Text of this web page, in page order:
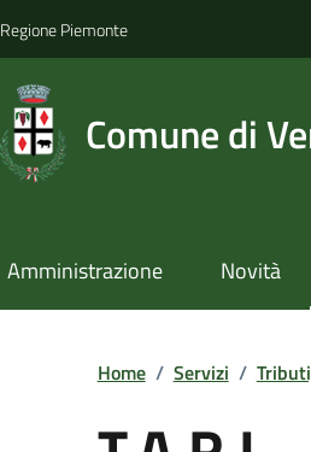
Regione Piemonte
Comune di
Amministrazione Novità
Home / Servizi /